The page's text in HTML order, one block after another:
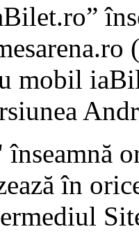
(
mobil
în